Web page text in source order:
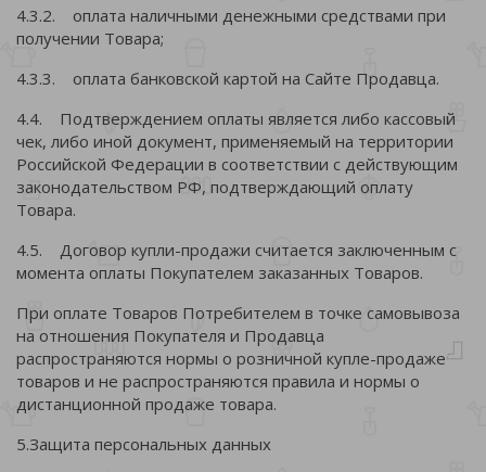
4.3.2. оплата наличными денежными средствами при
получении Товара;
4.3.3. оплата банковской картой на Сайте Продавца.
4.4. Подтверждением оплаты является либо кассовый
чек, либо иной документ, применяемый на территории
Российской Федерации в соответствии с действующим
законодательством РФ, подтверждающий оплату
Товара.
4.5. Договор купли-продажи считается заключенным с
момента оплаты Покупателем заказанных Товаров.
При оплате Товаров Потребителем в точке самовывоза
на отношения Покупателя и Продавца
распространяются нормы о розничной купле-продаже
товаров и не распространяются правила и нормы о
дистанционной продаже товара.
5.Защита персональных данных